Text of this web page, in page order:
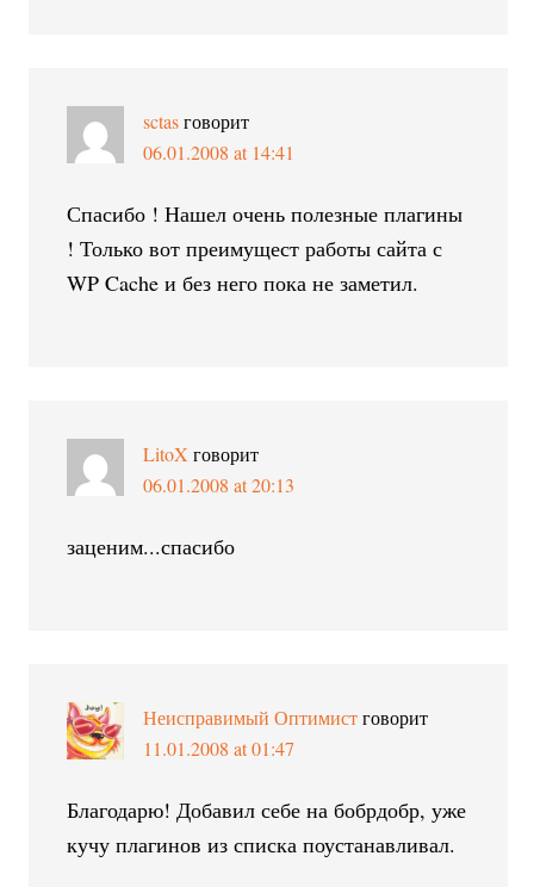
sctas говорит
06.01.2008 at 14:41
Спасибо ! Нашел очень полезные плагины
! Только вот преимущест работы сайта с
WP Cache и без него пока не заметил.
LitoX говорит
06.01.2008 at 20:13
заценим...спасибо
Неисправимый Оптимист говорит
11.01.2008 at 01:47
Благодарю! Добавил себе на бобрдобр, уже
кучу плагинов из списка поустанавливал.